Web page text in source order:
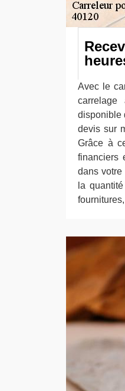
Avec le
disponible
devis sur
Grâce à
financiers
dans
la